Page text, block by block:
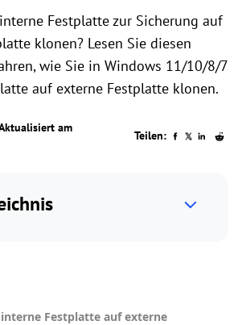
Festplatte zur Sicherung auf
klonen? Lesen Sie diesen
wie Sie in Windows 11/10/8/7
auf externe Festplatte klonen.
am
Teilen:
Festplatte auf externe